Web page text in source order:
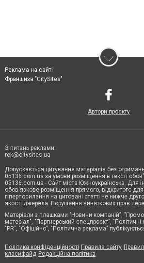
Реклама на сайті
Франшиза "CitySites"
Автори проєкту
З питань реклами:
rek@citysites.ua
Допускається цитування матеріалів без
05136.com.ua за умови розміщення в тексті
05136.com.ua - Сайт міста Южноукраїнська. Для
обов'язкове розміщення прямого, відкритого
гіперпосилання на цитовані статті не нижче
якості джерела. Порушення виняткових прав
Матеріали з плашками "Новини компаній",
матеріал", "Партнерський спецпроєкт",
"PR", "Офіційно", "Політична реклама"
Політика конфіденційності Правила сайту
класифайд Редакційна політика